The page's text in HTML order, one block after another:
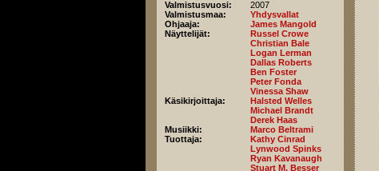
Valmistusvuosi:
2007
Valmistusmaa:
Yhdysvallat
Ohjaaja:
James Mangold
Näyttelijät:
Russel Crowe
Christian Bale
Logan Lerman
Dallas Roberts
Ben Foster
Peter Fonda
Vinessa Shaw
Käsikirjoittaja:
Halsted Welles
Michael Brandt
Derek Haas
Musiikki:
Marco Beltrami
Tuottaja:
Kathy Cinrad
Lynwood Spinks
Ryan Kavanaugh
Stuart M. Besser